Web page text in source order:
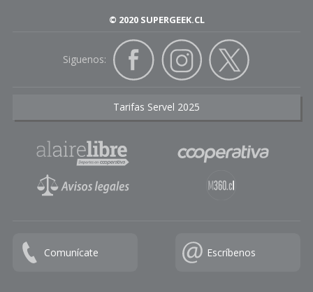
© 2020 SUPERGEEK.CL
Siguenos:
Tarifas Servel 2025
Comunícate Escríbenos